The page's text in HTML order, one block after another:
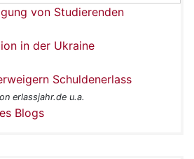
von Studierenden
in der Ukraine
Schuldenerlass
erlassjahr.de u.a.
Blogs